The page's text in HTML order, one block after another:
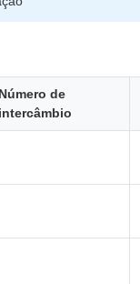
Número de
intercâmbio